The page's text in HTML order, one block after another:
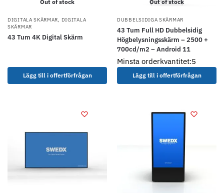
Out of stock
DIGITALA SKÄRMAR, DIGITALA
SKÄRMAR
43 Tum 4K Digital Skärm
Lägg till i offertförfrågan
Out of stock
DUBBELSIDIGA SKÄRMAR
43 Tum Full HD Dubbelsidig
Högbelysningsskärm – 2500 +
700cd/m2 – Android 11
Minsta orderkvantitet:5
Lägg till i offertförfrågan